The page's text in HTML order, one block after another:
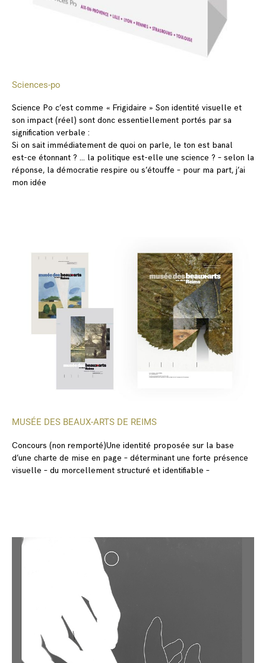
Sciences-po
Science Po c’est comme « Frigidaire » Son identité visuelle et
son impact (réel) sont donc essentiellement portés par sa
signification verbale :
Si on sait immédiatement de quoi on parle, le ton est banal
est-ce étonnant ? … la politique est-elle une science ? – selon la
réponse, la démocratie respire ou s’étouffe – pour ma part, j’ai
mon idée
MUSÉE DES BEAUX-ARTS DE REIMS
Concours (non remporté)Une identité proposée sur la base
d’une charte de mise en page – déterminant une forte présence
visuelle – du morcellement structuré et identifiable –